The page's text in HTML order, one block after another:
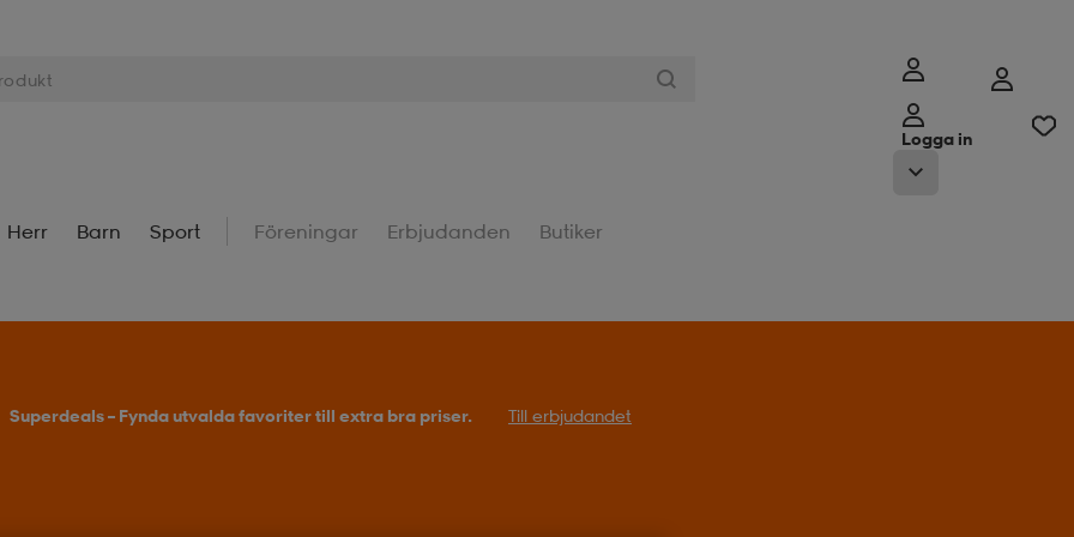
Logga in
Herr Barn Sport Föreningar Erbjudanden Butiker
Superdeals – Fynda utvalda favoriter till extra bra priser. Till erbjudandet